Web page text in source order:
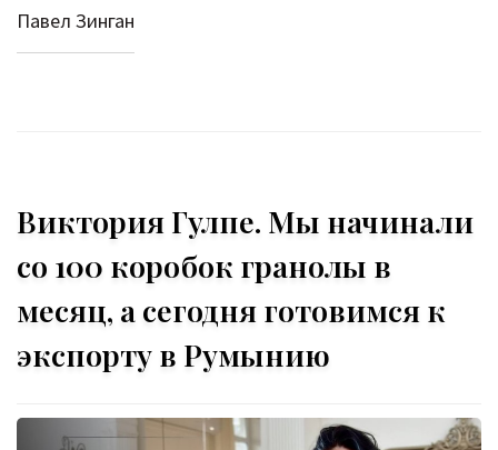
Павел Зинган
Виктория Гулпе. Мы начинали
со 100 коробок гранолы в
месяц, а сегодня готовимся к
экспорту в Румынию